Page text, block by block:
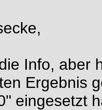
Info, aber
Ergebnis
eingesetzt